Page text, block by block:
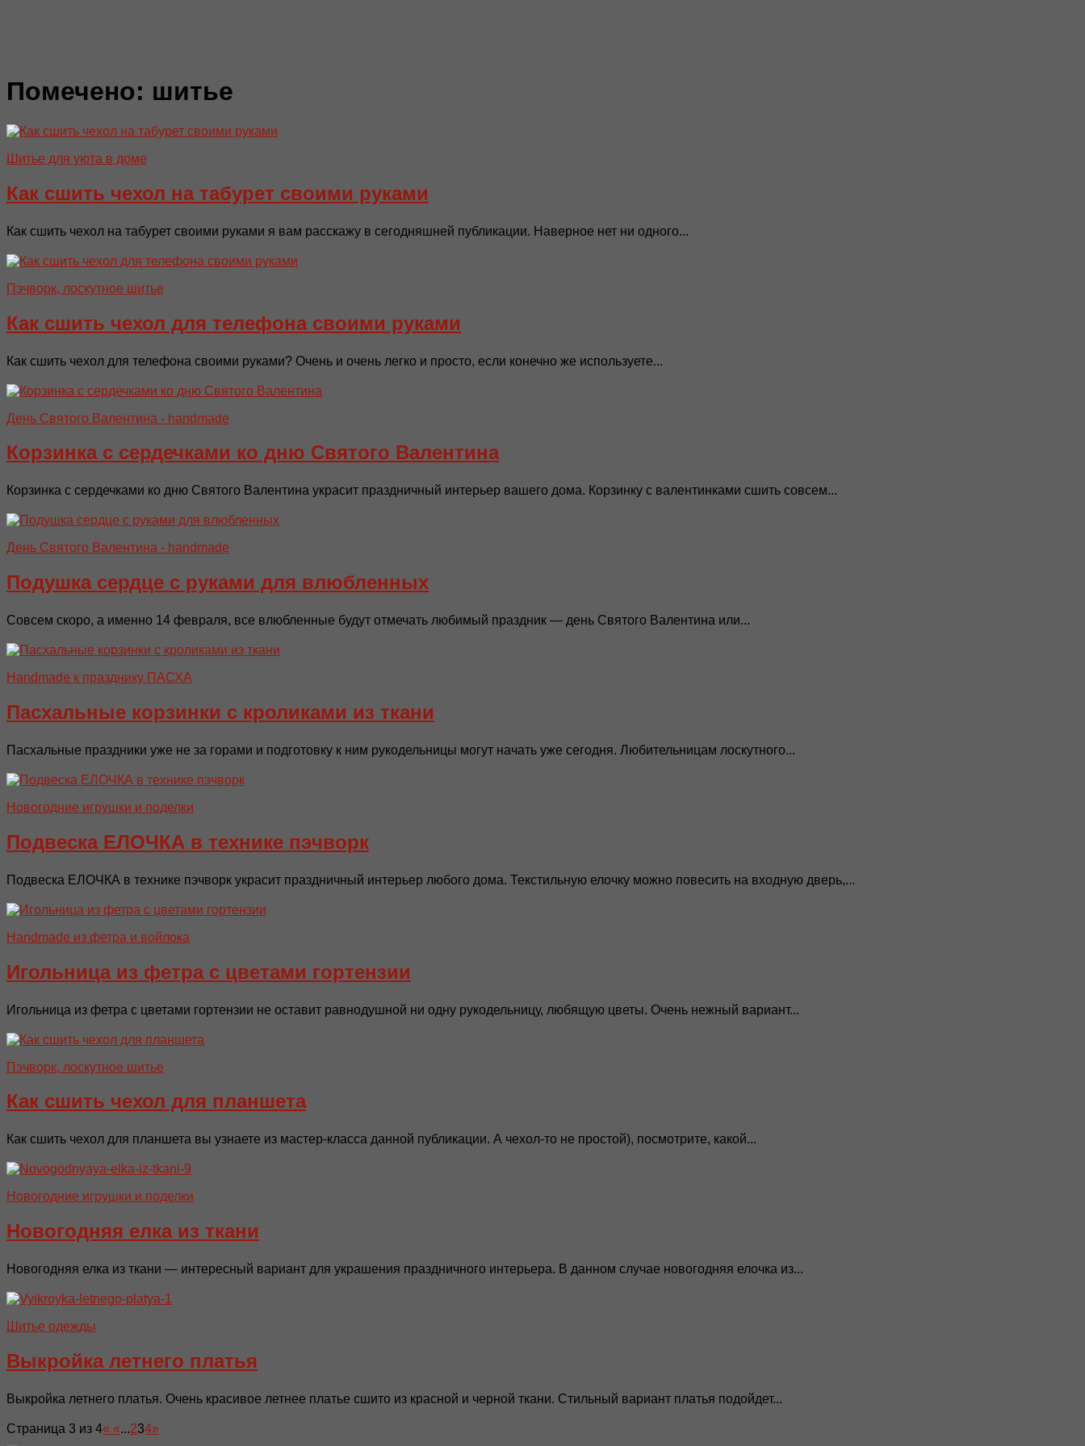
Помечено: шитье
Шитье для уюта в доме
Как сшить чехол на табурет своими руками
Как сшить чехол на табурет своими руками я вам расскажу в сегодняшней публикации. Наверное нет ни одного...
Пэчворк, лоскутное шитье
Как сшить чехол для телефона своими руками
Как сшить чехол для телефона своими руками? Очень и очень легко и просто, если конечно же используете...
День Святого Валентина - handmade
Корзинка с сердечками ко дню Святого Валентина
Корзинка с сердечками ко дню Святого Валентина украсит праздничный интерьер вашего дома. Корзинку с валентинками сшить совсем...
День Святого Валентина - handmade
Подушка сердце с руками для влюбленных
Совсем скоро, а именно 14 февраля, все влюбленные будут отмечать любимый праздник — день Святого Валентина или...
Handmade к празднику ПАСХA
Пасхальные корзинки с кроликами из ткани
Пасхальные праздники уже не за горами и подготовку к ним рукодельницы могут начать уже сегодня. Любительницам лоскутного...
Новогодние игрушки и поделки
Подвеска ЕЛОЧКА в технике пэчворк
Подвеска ЕЛОЧКА в технике пэчворк украсит праздничный интерьер любого дома. Текстильную елочку можно повесить на входную дверь,...
Handmade из фетра и войлока
Игольница из фетра с цветами гортензии
Игольница из фетра с цветами гортензии не оставит равнодушной ни одну рукодельницу, любящую цветы. Очень нежный вариант...
Пэчворк, лоскутное шитье
Как сшить чехол для планшета
Как сшить чехол для планшета вы узнаете из мастер-класса данной публикации. А чехол-то не простой), посмотрите, какой...
Новогодние игрушки и поделки
Новогодняя елка из ткани
Новогодняя елка из ткани — интересный вариант для украшения праздничного интерьера. В данном случае новогодняя елочка из...
Шитье одежды
Выкройка летнего платья
Выкройка летнего платья. Очень красивое летнее платье сшито из красной и черной ткани. Стильный вариант платья подойдет...
Страница 3 из 4« «...234»